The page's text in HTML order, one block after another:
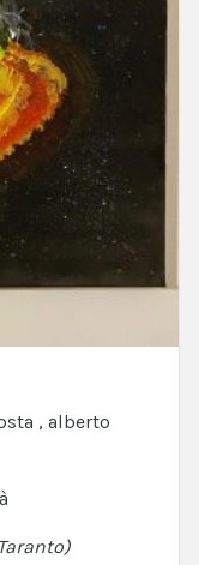
, alberto